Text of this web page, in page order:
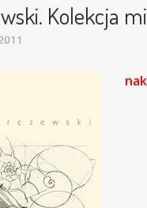
Kolekcja